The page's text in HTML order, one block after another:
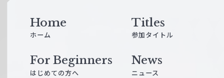
Home
ホーム
Titles
参加タイトル
For Beginners
はじめての方へ
News
ニュース